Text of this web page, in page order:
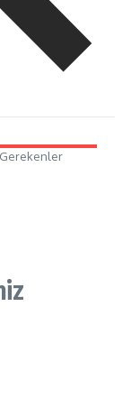
Gerekenler